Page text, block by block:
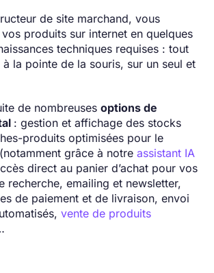
de site marchand, vous
produits sur internet en quelques
techniques requises : tout
la pointe de la souris, sur un seul et
de nombreuses options de
: gestion et affichage des stocks
produits optimisées pour le
grâce à notre assistant IA
direct au panier d’achat pour vos
recherche, emailing et newsletter,
de paiement et de livraison, envoi
vente de produits